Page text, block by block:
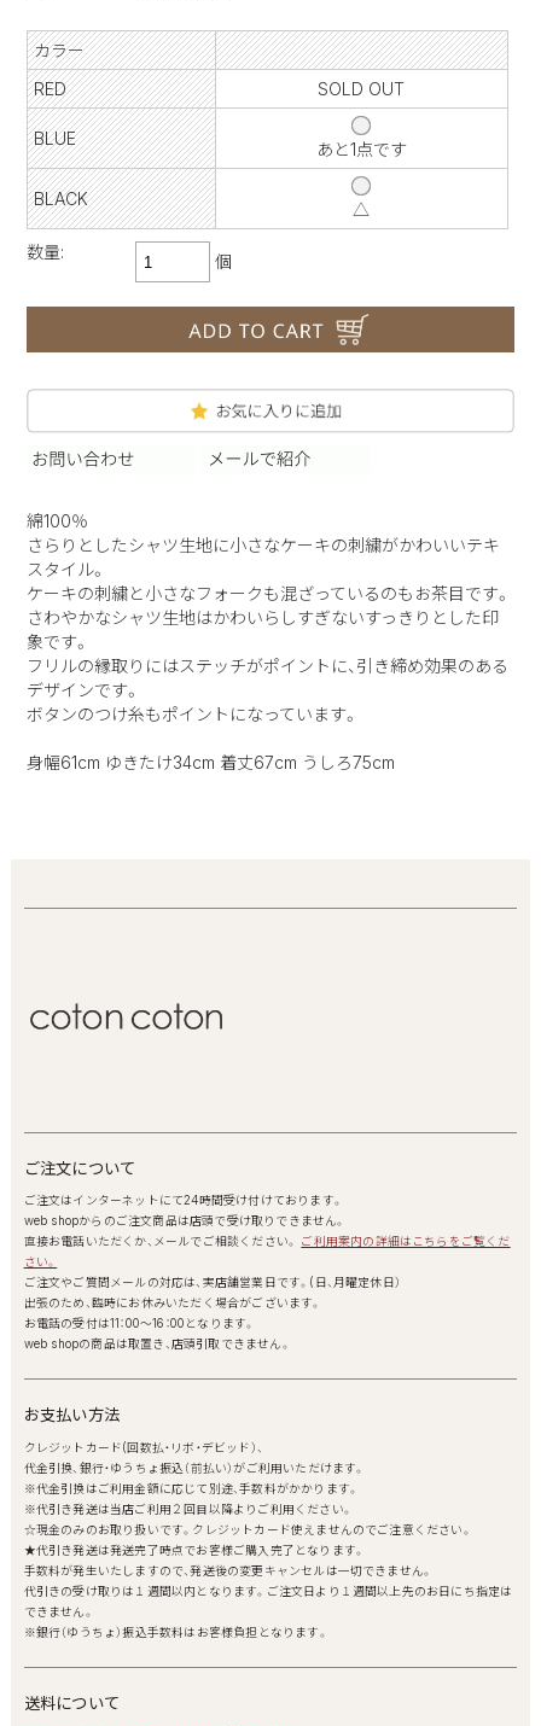
カラー
RED
SOLD OUT
BLUE
あと1点です
BLACK
△
数量: 個
綿100％
さらりとしたシャツ生地に小さなケーキの刺繍がかわいいテキ
スタイル。
ケーキの刺繍と小さなフォークも混ざっているのもお茶目です。
さわやかなシャツ生地はかわいらしすぎないすっきりとした印
象です。
フリルの縁取りにはステッチがポイントに、引き締め効果のある
デザインです。
ボタンのつけ糸もポイントになっています。
身幅61cm ゆきたけ34cm 着丈67cm うしろ75cm
ご注文について
ご注文はインターネットにて24時間受け付けております。
web shopからのご注文商品は店頭で受け取りできません。
直接お電話いただくか、メールでご相談ください。 ご利用案内の詳細はこちらをご覧くだ
さい。
ご注文やご質問メールの対応は、実店舗営業日です。(日、月曜定休日）
出張のため、臨時にお休みいただく場合がございます。
お電話の受付は11：00～16：00となります。
web shopの商品は取置き、店頭引取できません。
お支払い方法
クレジットカード(回数払・リボ・デビッド）、
代金引換、銀行・ゆうちょ振込（前払い）がご利用いただけます。
※代金引換はご利用金額に応じて別途、手数料がかかります。
※代引き発送は当店ご利用２回目以降よりご利用ください。
☆現金のみのお取り扱いです。クレジットカード使えませんのでご注意ください。
★代引き発送は発送完了時点でお客様ご購入完了となります。
手数料が発生いたしますので、発送後の変更キャンセルは一切できません。
代引きの受け取りは１週間以内となります。ご注文日より１週間以上先のお日にち指定は
できません。
※銀行（ゆうちょ）振込手数料はお客様負担となります。
送料について